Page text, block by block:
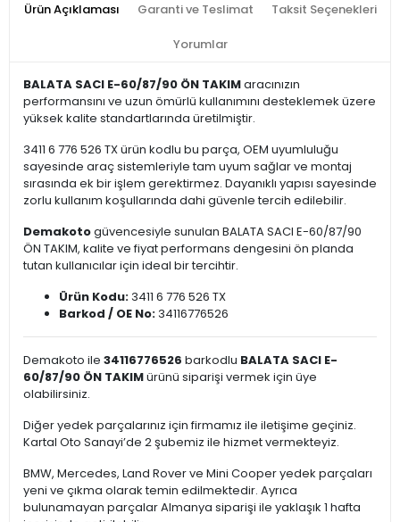
Ürün Açıklaması Garanti ve Teslimat Taksit Seçenekleri
Yorumlar
BALATA SACI E-60/87/90 ÖN TAKIMaracınızın
performansını ve uzun ömürlü kullanımını desteklemek üzere
yüksek kalite standartlarında üretilmiştir.
3411 6 776 526 TX ürün kodlu bu parça, OEM uyumluluğu
sayesinde araç sistemleriyle tam uyum sağlar ve montaj
sırasında ek bir işlem gerektirmez. Dayanıklı yapısı sayesinde
zorlu kullanım koşullarında dahi güvenle tercih edilebilir.
Demakotogüvencesiyle sunulan BALATA SACI E-60/87/90
ÖN TAKIM, kalite ve fiyat performans dengesini ön planda
tutan kullanıcılar için ideal bir tercihtir.
Ürün Kodu:3411 6 776 526 TX
Barkod / OE No:34116776526
Demakoto ile 34116776526 barkodlu BALATA SACI E-
60/87/90 ÖN TAKIMürünü siparişi vermek için üye
olabilirsiniz.
Diğer yedek parçalarınız için firmamız ile iletişime geçiniz.
Kartal Oto Sanayi’de 2 şubemiz ile hizmet vermekteyiz.
BMW, Mercedes, Land Rover ve Mini Cooper yedek parçaları
yeni ve çıkma olarak temin edilmektedir. Ayrıca
bulunamayan parçalar Almanya siparişi ile yaklaşık 1 hafta